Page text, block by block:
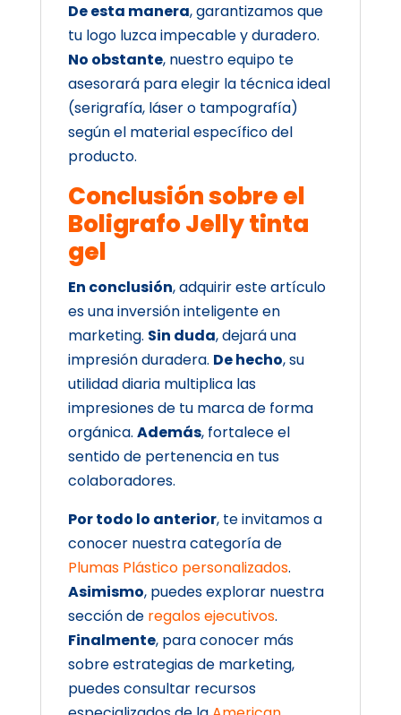
De esta manera, garantizamos que
tu logo luzca impecable y duradero.
No obstante, nuestro equipo te
asesorará para elegir la técnica ideal
(serigrafía, láser o tampografía)
según el material específico del
producto.
Conclusión sobre el
Boligrafo Jelly tinta
gel
En conclusión, adquirir este artículo
es una inversión inteligente en
marketing. Sin duda, dejará una
impresión duradera. De hecho, su
utilidad diaria multiplica las
impresiones de tu marca de forma
orgánica. Además, fortalece el
sentido de pertenencia en tus
colaboradores.
Por todo lo anterior, te invitamos a
conocer nuestra categoría de
Plumas Plástico personalizados.
Asimismo, puedes explorar nuestra
sección de regalos ejecutivos.
Finalmente, para conocer más
sobre estrategias de marketing,
puedes consultar recursos